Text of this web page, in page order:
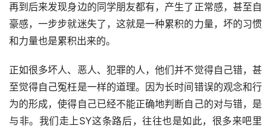
再到后来发现身边的同学朋友都有，产生了正常感，甚至自
豪感，一步步就迷失了，这就是一种累积的力量，坏的习惯
和力量也是累积出来的。
正如很多坏人、恶人、犯罪的人，他们并不觉得自己错，甚
至觉得自己冤枉是一样的道理。因为长时间错误的观念和行
为的形成，使得自己已经不能正确地判断自己的对与错，是
与非。我们走上SY这条路后，往往也是如此，很多来吧里